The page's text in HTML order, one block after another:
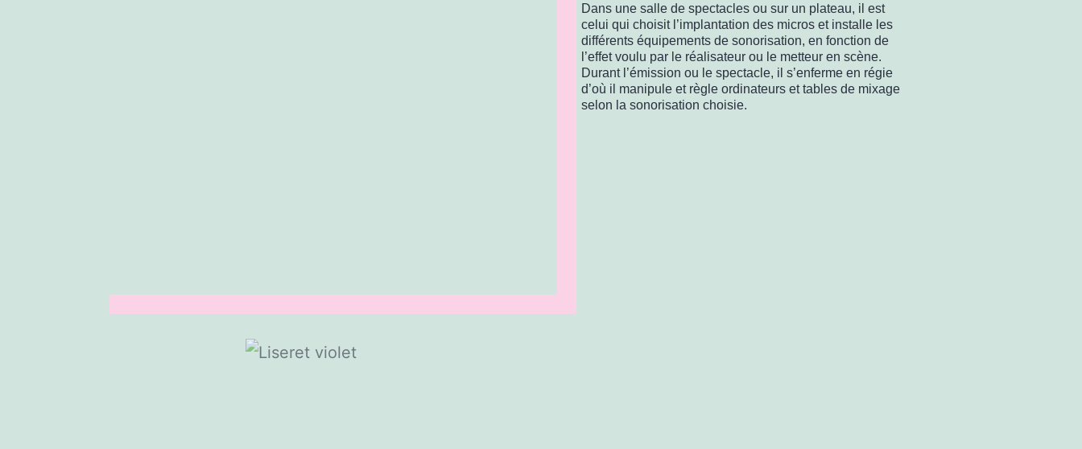
Dans une salle de spectacles ou sur un plateau, il est
celui qui choisit l’implantation des micros et installe les
différents équipements de sonorisation, en fonction de
l’effet voulu par le réalisateur ou le metteur en scène.
Durant l’émission ou le spectacle, il s’enferme en régie
d’où il manipule et règle ordinateurs et tables de mixage
selon la sonorisation choisie.